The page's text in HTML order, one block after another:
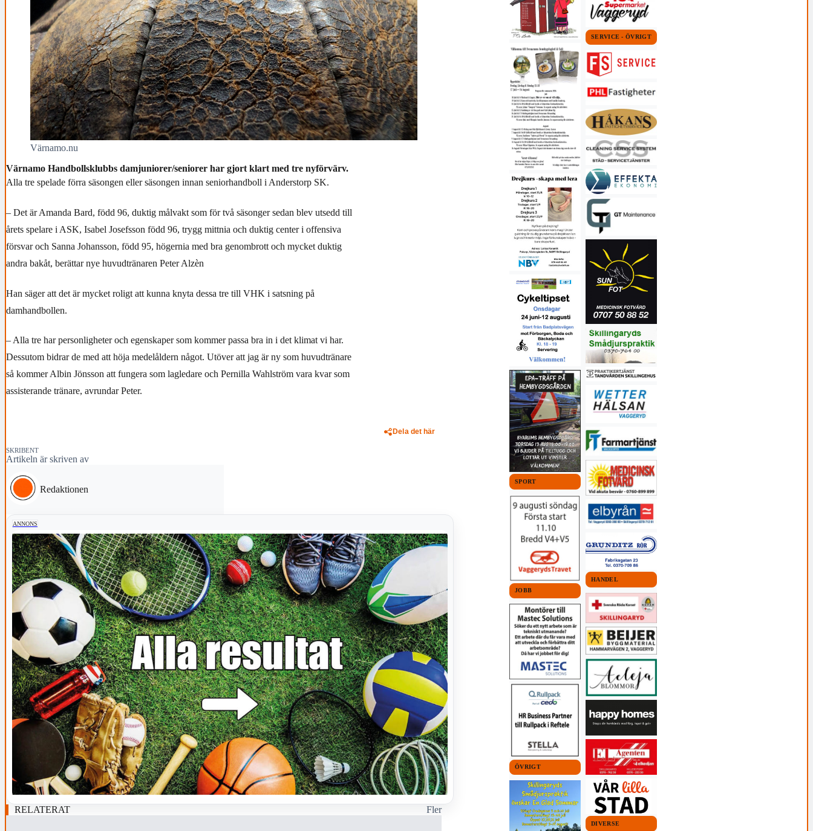
Värnamo.nu
Värnamo Handbollsklubbs damjuniorer/seniorer har gjort klart med tre nyförvärv.
Alla tre spelade förra säsongen eller säsongen innan seniorhandboll i Anderstorp SK.
– Det är Amanda Bard, född 96, duktig målvakt som för två säsonger sedan blev utsedd till
årets spelare i ASK, Isabel Josefsson född 96, trygg mittnia och duktig center i offensiva
försvar och Sanna Johansson, född 95, högernia med bra genombrott och mycket duktig
andra bakåt, berättar nye huvudtränaren Peter Alzèn
Han säger att det är mycket roligt att kunna knyta dessa tre till VHK i satsning på
damhandbollen.
– Alla tre har personligheter och egenskaper som kommer passa bra in i det klimat vi har.
Dessutom bidrar de med att höja medelåldern något. Utöver att jag är ny som huvudtränare
så kommer Albin Jönsson att fungera som lagledare och Pernilla Wahlström vara kvar som
assisterande tränare, avrundar Peter.
Dela det här
SKRIBENT
Artikeln är skriven av
Redaktionen
ANNONS
RELATERAT Fler
SPORT
JOBB
ÖVRIGT
SERVICE - ÖVRIGT
HANDEL
DIVERSE